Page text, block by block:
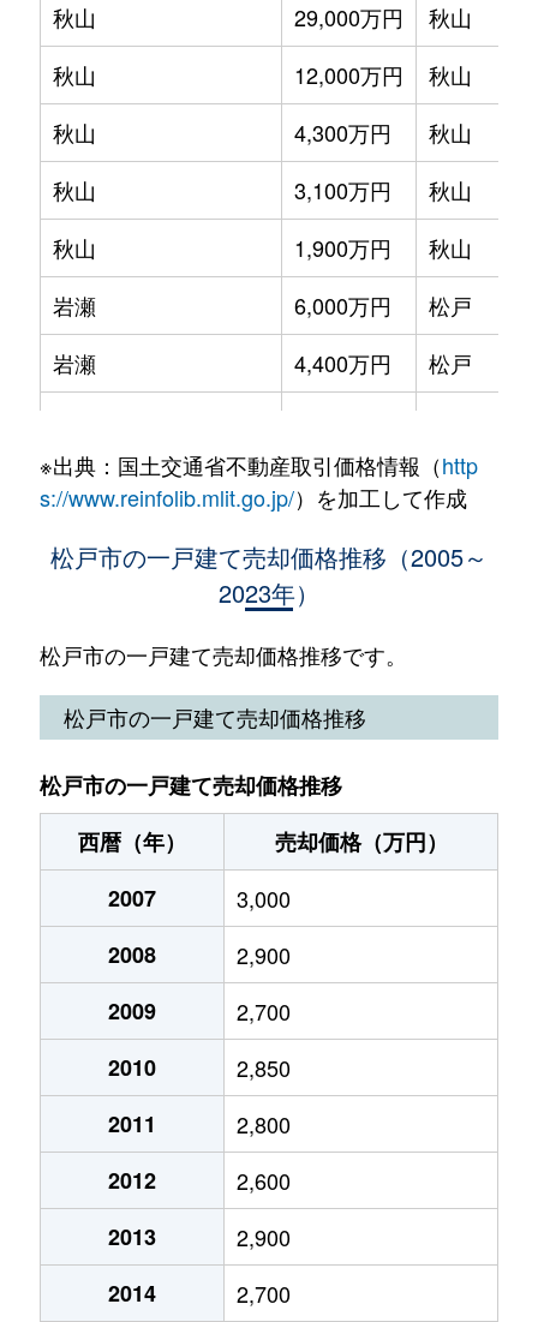
秋山
29,000万円
秋山
秋山
12,000万円
秋山
秋山
4,300万円
秋山
秋山
3,100万円
秋山
秋山
1,900万円
秋山
岩瀬
6,000万円
松戸
岩瀬
4,400万円
松戸
岩瀬
6,200万円
松戸
2,600万円
大橋
1,500万円
大谷口
4,500万円
大谷口
860万円
北小金
金ケ作
3,400万円
五香
金ケ作
上本郷
上本郷
上本郷
上本郷
※出典：国土交通省不動産取引価格情報（http
s://www.reinfolib.mlit.go.jp/）を加工して作成
松戸市の一戸建て売却価格推移（2005～
2023年）
松戸市の一戸建て売却価格推移です。
松戸市の一戸建て売却価格推移
松戸市の一戸建て売却価格推移
西暦（年）
売却価格（万円）
2007
3,000
2008
2,900
2009
2,700
2010
2,850
2011
2,800
2012
2,600
2013
2,900
2014
2,700